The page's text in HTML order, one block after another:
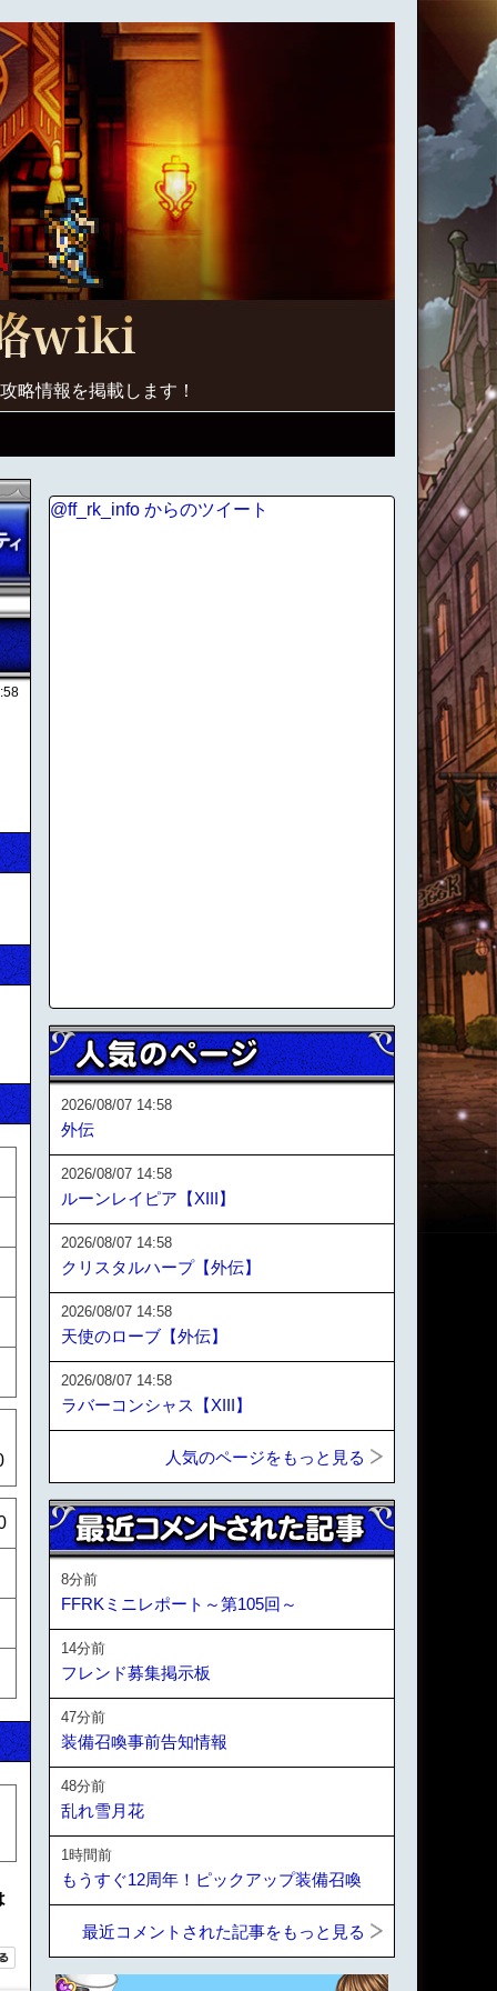
略情報を掲載します！
@ff_rk_info からのツイート
2026/08/07 14:58
外伝
2026/08/07 14:58
ルーンレイピア【XIII】
2026/08/07 14:58
クリスタルハープ【外伝】
2026/08/07 14:58
天使のローブ【外伝】
2026/08/07 14:58
ラバーコンシャス【XIII】
人気のページをもっと見る
8分前
FFRKミニレポート～第105回～
14分前
フレンド募集掲示板
47分前
装備召喚事前告知情報
48分前
乱れ雪月花
1時間前
もうすぐ12周年！ピックアップ装備召喚
最近コメントされた記事をもっと見る